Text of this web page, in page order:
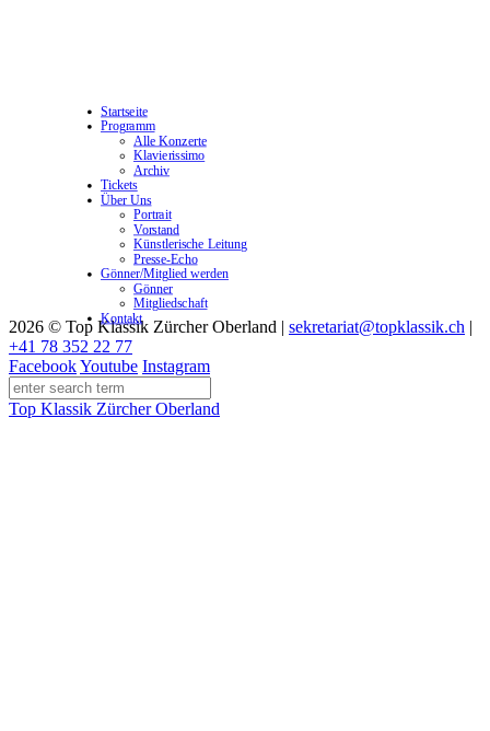
2026 © Top Klassik Zürcher Oberland | sekretariat@topklassik.ch |
+41 78 352 22 77
FacebookYoutube Instagram
Top Klassik Zürcher Oberland
Startseite
Programm
Alle Konzerte
Klavierissimo
Archiv
Tickets
Über Uns
Portrait
Vorstand
Künstlerische Leitung
Presse-Echo
Gönner/Mitglied werden
Gönner
Mitgliedschaft
Kontakt